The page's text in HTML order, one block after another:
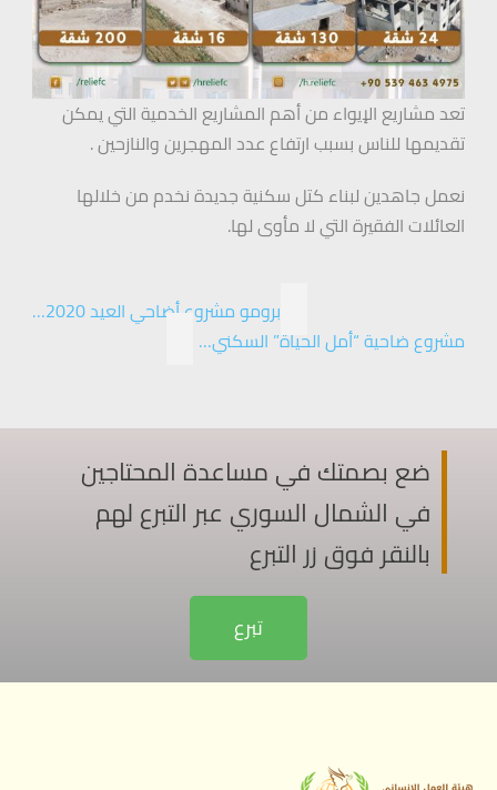
تعد مشاريع الإيواء من أهم المشاريع الخدمية التي يمكن
تقديمها للناس بسبب ارتفاع عدد المهجرين والنازحين .
نعمل جاهدين لبناء كتل سكنية جديدة نخدم من خلالها
العائلات الفقيرة التي لا مأوى لها.
برومو مشروع أضاحي العيد 2020…
مشروع ضاحية “أمل الحياة” السكني…
ضع بصمتك في مساعدة المحتاجين
في الشمال السوري عبر التبرع لهم
بالنقر فوق زر التبرع
تبرع